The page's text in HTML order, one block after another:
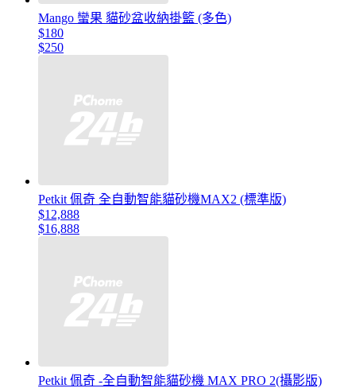
Mango 蠻果 貓砂盆收納掛籃 (多色)
$180
$250
Petkit 佩奇 全自動智能貓砂機MAX2 (標準版)
$12,888
$16,888
Petkit 佩奇 -全自動智能貓砂機 MAX PRO 2(攝影版)